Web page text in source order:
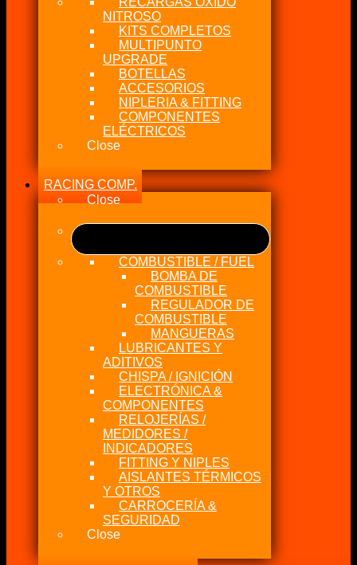
NITROSO
KITS COMPLETOS
MULTIPUNTO
UPGRADE
BOTELLAS
ACCESORIOS
NIPLERIA & FITTING
COMPONENTES
ELÉCTRICOS
Close
RACING COMP.
Close
COMBUSTIBLE / FUEL
BOMBA DE
COMBUSTIBLE
REGULADOR DE
COMBUSTIBLE
MANGUERAS
LUBRICANTES Y
ADITIVOS
CHISPA / IGNICIÓN
ELECTRÓNICA &
COMPONENTES
RELOJERÍAS /
MEDIDORES /
INDICADORES
FITTING Y NIPLES
AISLANTES TÉRMICOS
Y OTROS
CARROCERÍA &
SEGURIDAD
Close